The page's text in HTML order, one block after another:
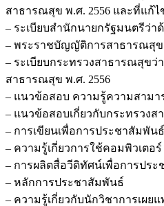
สาธารณสุข พ.ศ. 2556 และที่แก้ไ
– ระเบียบสำนักนายกรัฐมนตรีว่า
– พระราชบัญญัติการสาธารณสุข
– ระเบียบกระทรวงสาธารณสุขว่
สาธารณสุข พ.ศ. 2556
– แนวข้อสอบ ความรู้ความสามา
– แนวข้อสอบเกี่ยวกับกระทรวงส
– การเขียนเพื่อการประชาสัมพันธ์
– ความรู้เกี่ยวการใช้คอมพิวเตอร์
– การผลิตสื่อวีดิทัศน์เพื่อการปร
– หลักการประชาสัมพันธ์
– ความรู้เกี่ยวกับนักวิชาการเผย